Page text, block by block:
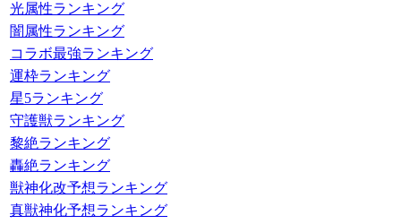
光属性ランキング
闇属性ランキング
コラボ最強ランキング
運枠ランキング
星5ランキング
守護獣ランキング
黎絶ランキング
轟絶ランキング
獣神化改予想ランキング
真獣神化予想ランキング